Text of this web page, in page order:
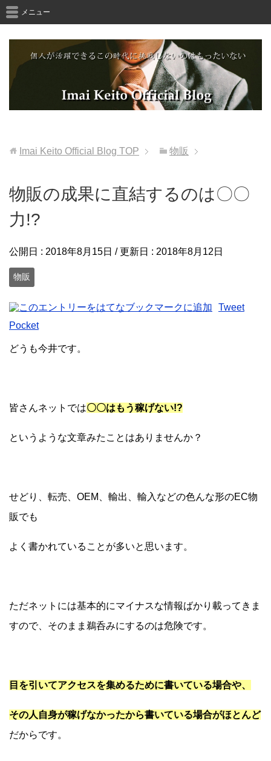
メニュー
Imai Keito Official Blog TOP 物販
物販の成果に直結するのは〇〇
力!?
公開日 : 2018年8月15日 / 更新日 : 2018年8月12日
物販
Tweet
Pocket
どうも今井です。
皆さんネットでは〇〇はもう稼げない!?
というような文章みたことはありませんか？
せどり、転売、OEM、輸出、輸入などの色んな形のEC物
販でも
よく書かれていることが多いと思います。
ただネットには基本的にマイナスな情報ばかり載ってきま
すので、そのまま鵜呑みにするのは危険です。
目を引いてアクセスを集めるために書いている場合や、
その人自身が稼げなかったから書いている場合がほとんど
だからです。